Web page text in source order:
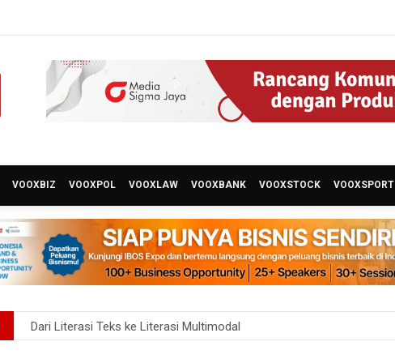
VOOXBIZ VOOXPOL VOOXLAW VOOXBANK VOOXSTOCK VOOXSPORT
Dari Literasi Teks ke Literasi Multimodal